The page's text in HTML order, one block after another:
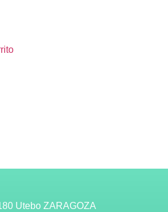
Utebo ZARAGOZA